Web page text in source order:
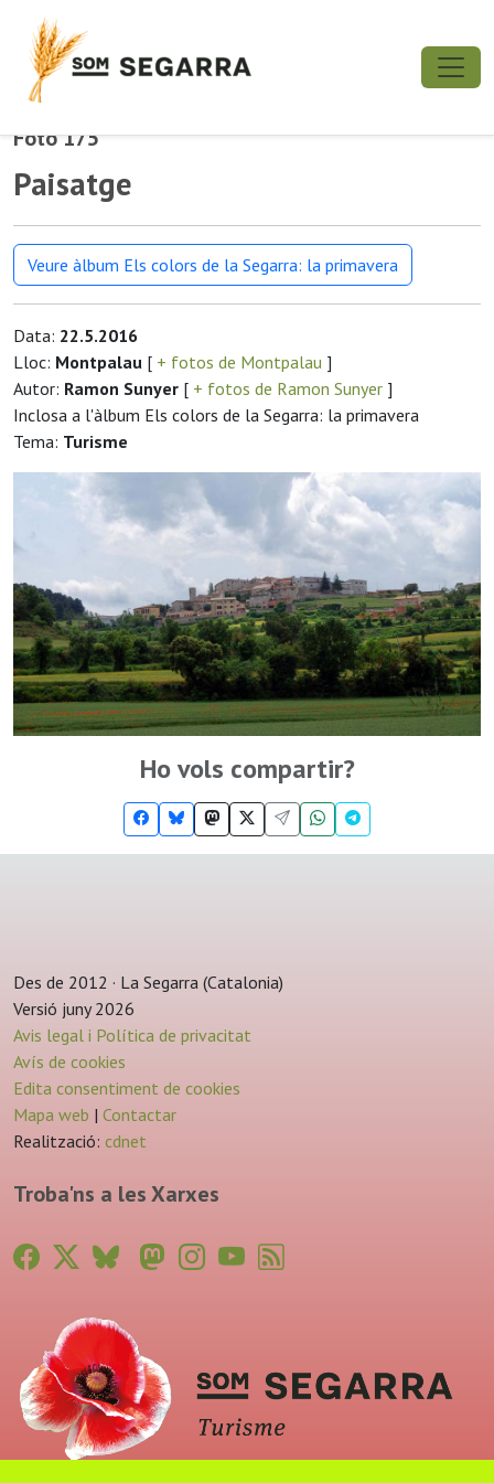
Foto 175
Paisatge
Veure àlbum Els colors de la Segarra: la primavera
Data: 22.5.2016
Lloc: Montpalau [ + fotos de Montpalau ]
Autor: Ramon Sunyer [ + fotos de Ramon Sunyer ]
Inclosa a l'àlbum Els colors de la Segarra: la primavera
Tema: Turisme
Ho vols compartir?
Des de 2012 · La Segarra (Catalonia)
Versió juny 2026
Avis legal i Política de privacitat
Avís de cookies
Edita consentiment de cookies
Mapa web | Contactar
Realització: cdnet
Troba'ns a les Xarxes